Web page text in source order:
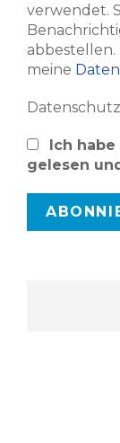
verwendet.
meine
Ich
gelesen